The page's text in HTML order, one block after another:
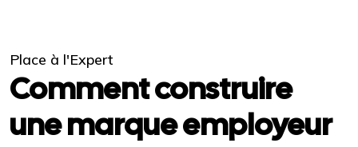
Place à l'Expert
Comment construire
une marque employeur